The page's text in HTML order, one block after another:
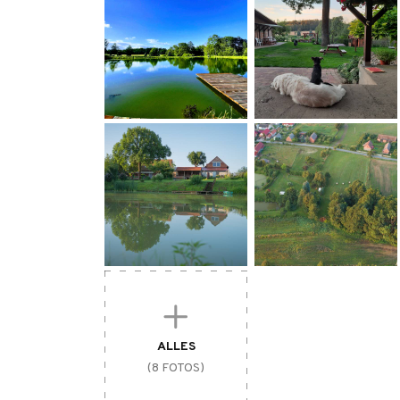
ALLES
(8 FOTOS)